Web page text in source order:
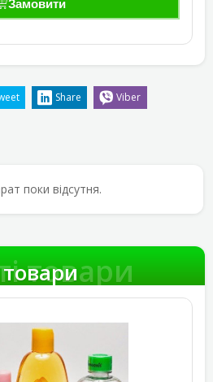
Замовити
Share Viber
поки відсутня.
товари